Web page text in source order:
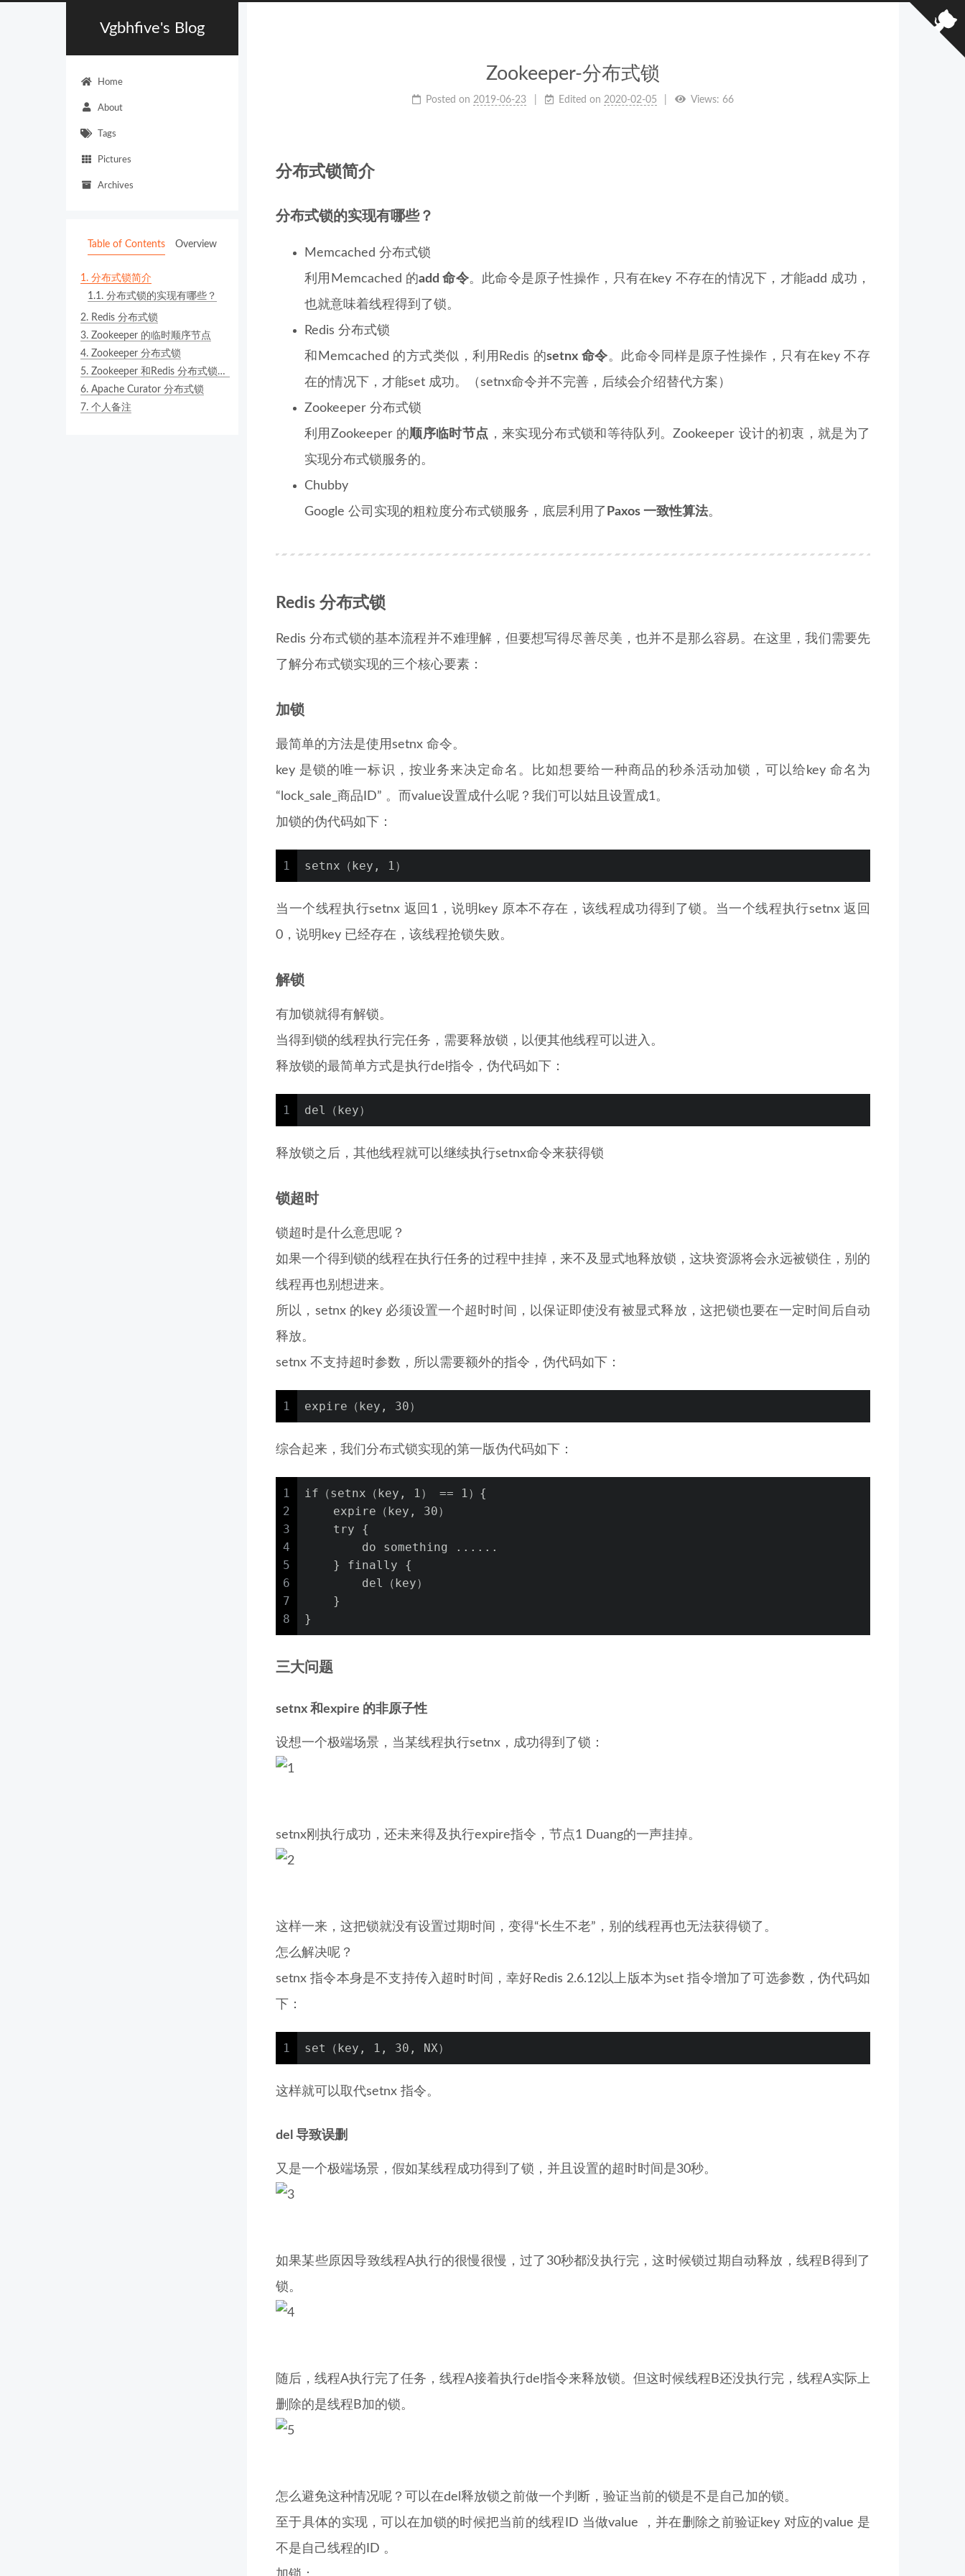
Vgbhfive's Blog
Home
About
Tags
Pictures
Archives
Zookeeper-分布式锁
Posted on 2019-06-23 Edited on 2020-02-05 Views: 66
分布式锁简介
分布式锁的实现有哪些？
Memcached 分布式锁
利用Memcached 的add 命令。此命令是原子性操作，只有在key 不存在的情况下，才能add 成功，
也就意味着线程得到了锁。
Redis 分布式锁
和Memcached 的方式类似，利用Redis 的setnx 命令。此命令同样是原子性操作，只有在key 不存
在的情况下，才能set 成功。（setnx命令并不完善，后续会介绍替代方案）
Zookeeper 分布式锁
利用Zookeeper 的顺序临时节点 ，来实现分布式锁和等待队列。Zookeeper 设计的初衷，就是为了
实现分布式锁服务的。
Chubby
Google 公司实现的粗粒度分布式锁服务，底层利用了 Paxos 一致性算法。
Redis 分布式锁
Redis 分布式锁的基本流程并不难理解，但要想写得尽善尽美，也并不是那么容易。在这里，我们需要先
了解分布式锁实现的三个核心要素：
加锁
最简单的方法是使用setnx 命令。
key 是锁的唯一标识，按业务来决定命名。比如想要给一种商品的秒杀活动加锁，可以给key 命名为
“lock_sale_商品ID” 。而value设置成什么呢？我们可以姑且设置成1。
加锁的伪代码如下：
1 setnx（key, 1）
当一个线程执行setnx 返回1，说明key 原本不存在，该线程成功得到了锁。当一个线程执行setnx 返回
0，说明key 已经存在，该线程抢锁失败。
解锁
有加锁就得有解锁。
当得到锁的线程执行完任务，需要释放锁，以便其他线程可以进入。
释放锁的最简单方式是执行del指令，伪代码如下：
1 del（key）
释放锁之后，其他线程就可以继续执行setnx命令来获得锁
锁超时
锁超时是什么意思呢？
如果一个得到锁的线程在执行任务的过程中挂掉，来不及显式地释放锁，这块资源将会永远被锁住，别的
线程再也别想进来。
所以，setnx 的key 必须设置一个超时时间，以保证即使没有被显式释放，这把锁也要在一定时间后自动
释放。
setnx 不支持超时参数，所以需要额外的指令，伪代码如下：
1 expire（key, 30）
综合起来，我们分布式锁实现的第一版伪代码如下：
1
2
3
4
5
6
7
8
if（setnx（key, 1） == 1）{
    expire（key, 30）
    try {
        do something ......
    } finally {
        del（key）
    }
}
三大问题
setnx 和expire 的非原子性
设想一个极端场景，当某线程执行setnx，成功得到了锁：
setnx刚执行成功，还未来得及执行expire指令，节点1 Duang的一声挂掉。
这样一来，这把锁就没有设置过期时间，变得“长生不老”，别的线程再也无法获得锁了。
怎么解决呢？
setnx 指令本身是不支持传入超时时间，幸好Redis 2.6.12以上版本为set 指令增加了可选参数，伪代码如
下：
1 set（key, 1, 30, NX）
这样就可以取代setnx 指令。
del 导致误删
又是一个极端场景，假如某线程成功得到了锁，并且设置的超时时间是30秒。
如果某些原因导致线程A执行的很慢很慢，过了30秒都没执行完，这时候锁过期自动释放，线程B得到了
锁。
随后，线程A执行完了任务，线程A接着执行del指令来释放锁。但这时候线程B还没执行完，线程A实际上
删除的是线程B加的锁。
怎么避免这种情况呢？可以在del释放锁之前做一个判断，验证当前的锁是不是自己加的锁。
至于具体的实现，可以在加锁的时候把当前的线程ID 当做value ，并在删除之前验证key 对应的value 是
不是自己线程的ID 。
Table of Contents Overview
1. 分布式锁简介
1.1. 分布式锁的实现有哪些？
2. Redis 分布式锁
3. Zookeeper 的临时顺序节点
4. Zookeeper 分布式锁
5. Zookeeper 和Redis 分布式锁之间的比较
6. Apache Curator 分布式锁
7. 个人备注